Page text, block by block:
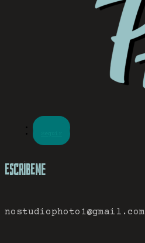
Escríbeme
nostudiophoto1@gmail.com